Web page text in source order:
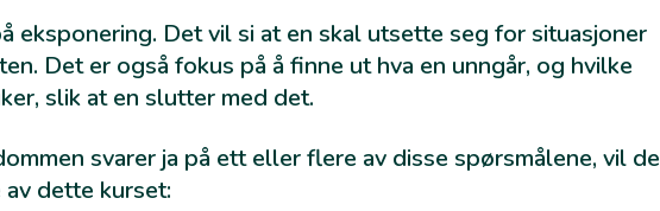
eksponering. Det vil si at en skal utsette seg for situasjoner
Det er også fokus på å finne ut hva en unngår, og hvilke
slik at en slutter med det.
svarer ja på ett eller flere av disse spørsmålene, vil de
dette kurset: